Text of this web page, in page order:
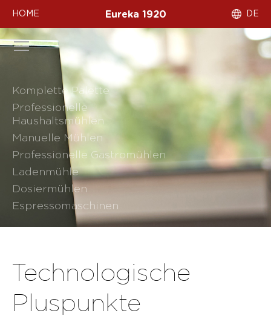
HOME Eureka 1920 DE
Komplette Palette
Professionelle
Haushaltsmühlen
Manuelle Mühlen
Professionelle Gastromühlen
Ladenmühle
Dosiermühlen
Espressomaschinen
Technologische
Pluspunkte